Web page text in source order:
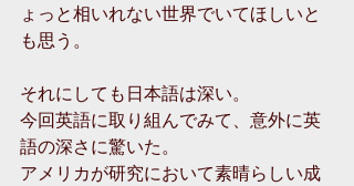
ょっと相いれない世界でいてほしいと
も思う。
それにしても日本語は深い。
今回英語に取り組んでみて、意外に英
語の深さに驚いた。
アメリカが研究において素晴らしい成